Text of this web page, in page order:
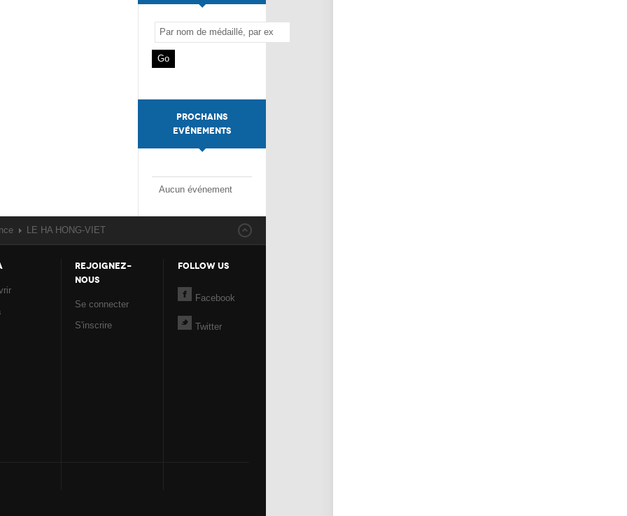
PROCHAINS
EVÉNEMENTS
Aucun événement
LE HA HONG-VIET
REJOIGNEZ-
NOUS
Se connecter
S'inscrire
FOLLOW US
Facebook
Twitter